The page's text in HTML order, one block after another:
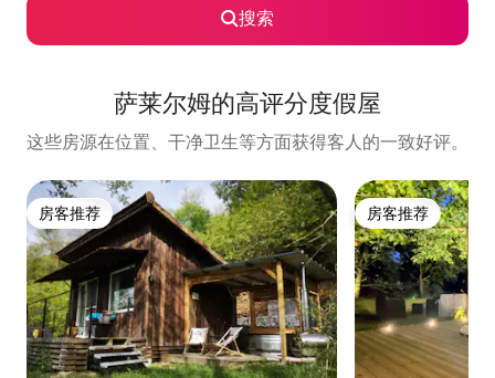
搜索
萨莱尔姆的高评分度假屋
这些房源在位置、干净卫生等方面获得客人的一致好评。
房客推荐
房客推荐 房客推荐
房客推荐